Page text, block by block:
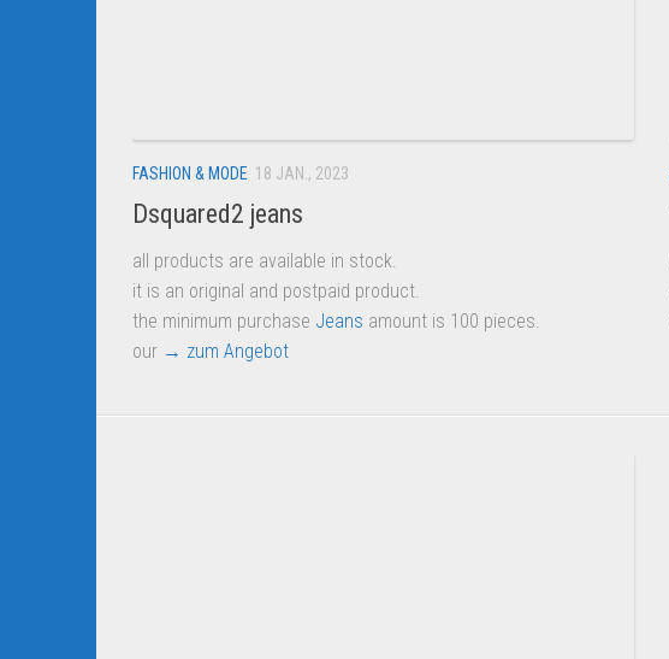
FASHION & MODE 18 JAN., 2023
Dsquared2 jeans
all products are available in stock.
it is an original and postpaid product.
the minimum purchase Jeans amount is 100 pieces.
our → zum Angebot